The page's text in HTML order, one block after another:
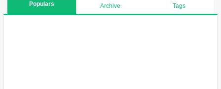
Populars Archive Tags